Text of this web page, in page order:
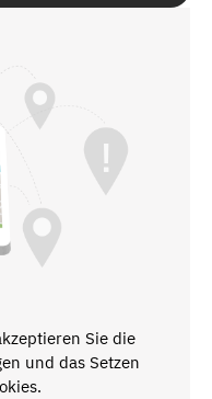
Sie die
und das Setzen